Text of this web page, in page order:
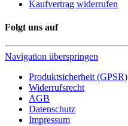
Kaufvertrag widerrufen
Folgt uns auf
Navigation überspringen
Produktsicherheit (GPSR)
Widerrufsrecht
AGB
Datenschutz
Impressum